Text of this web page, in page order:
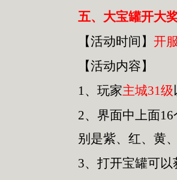
五、大宝罐开大
【活动时间】 开
【活动内容】
1、玩家主城31级
2、界面中上面
别是紫、红、黄
3、打开宝罐可